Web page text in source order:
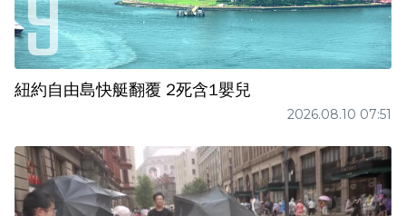
紐約自由島快艇翻覆 2死含1嬰兒
2026.08.10 07:51